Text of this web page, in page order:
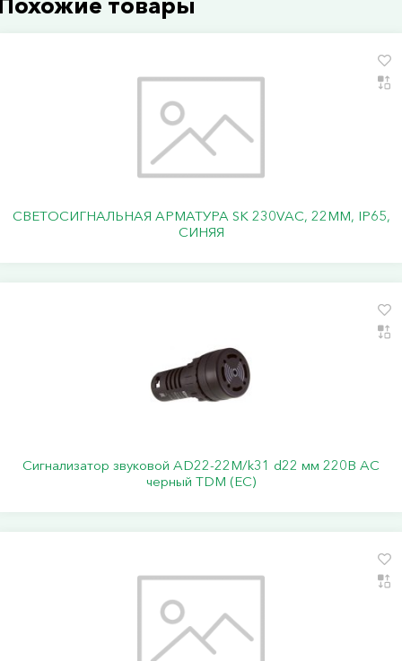
товары
СВЕТОСИГНАЛЬНАЯ АРМАТУРА SK 230VAC, 22ММ, IP65,
СИНЯЯ
Сигнализатор звуковой AD22-22M/k31 d22 мм 220В AC
черный TDM (ЕС)